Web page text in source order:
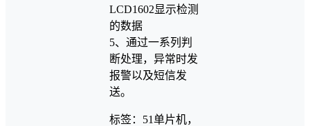
LCD1602显示检测
的数据
5、通过一系列判
断处理，异常时发
报警以及短信发
送。
标签：51单片机，